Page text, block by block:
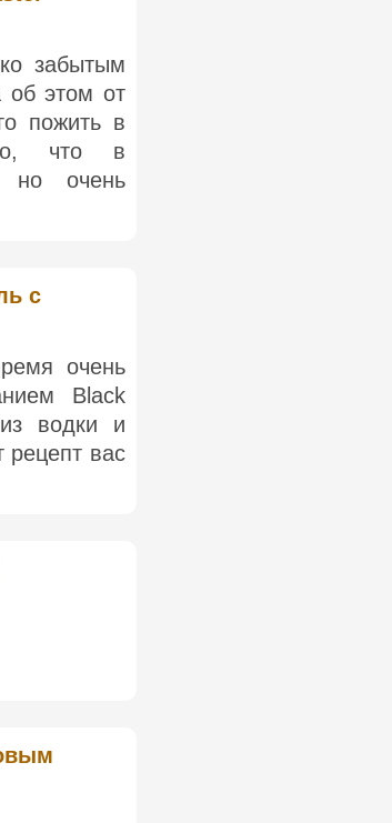
забытым
об этом от
пожить в
что в
но очень
с
очень
Black
водки и
рецепт вас